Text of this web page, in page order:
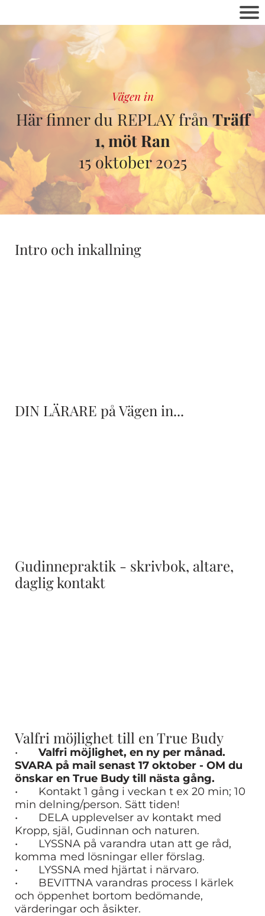
Vägen in
Här finner du REPLAY frånTräff
1, möt Ran
15 oktober 2025
Intro och inkallning
DIN LÄRARE på Vägen in...
Gudinnepraktik - skrivbok, altare,
daglig kontakt
Valfri möjlighet till en True Budy
• Valfri möjlighet, en ny per månad.
SVARA på mail senast 17 oktober - OM du
önskar en True Budy till nästa gång.
• Kontakt 1 gång i veckan t ex 20 min; 10
min delning/person. Sätt tiden!
• DELA upplevelser av kontakt med
Kropp, själ, Gudinnan och naturen.
• LYSSNA på varandra utan att ge råd,
komma med lösningar eller förslag.
• LYSSNA med hjärtat i närvaro.
• BEVITTNA varandras process I kärlek
och öppenhet bortom bedömande,
värderingar och åsikter.